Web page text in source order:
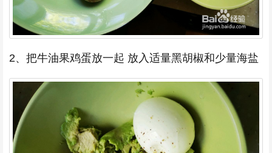
2、把牛油果鸡蛋放一起 放入适量黑胡椒和少量海盐